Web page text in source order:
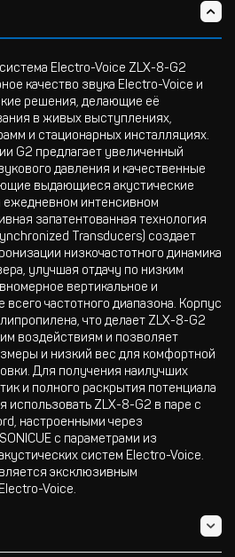
Electro-Voice ZLX-8-G2
качество звука Electro-Voice и
решения, делающие её
в живых выступлениях,
и стационарных инсталляциях.
G2 предлагает увеличенный
давления и качественные
выдающиеся акустические
ежедневном интенсивном
запатентованная технология
Transducers) создает
низкочастотного динамика
улучшая отдачу по низким
вертикальное и
всего частотного диапазона. Корпус
что делает ZLX-8-G2
воздействиям и позволяет
и низкий вес для комфортной
Для получения наилучших
и полного раскрытия потенциала
использовать ZLX-8-G2 в паре с
настроенными через
с параметрами из
систем Electro-Voice.
эксклюзивным
Voice.